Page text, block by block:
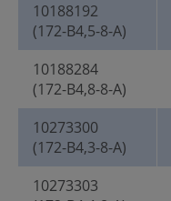
10188192
(172-B4,5-8-A)
10188284
(172-B4,8-8-A)
10273300
(172-B4,3-8-A)
10273303